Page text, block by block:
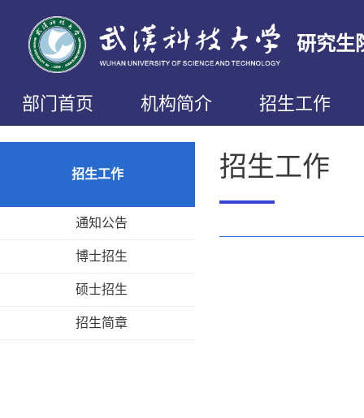
研究生
部门首页 机构简介 招生工作
招生工作
通知公告
博士招生
硕士招生
招生简章
招生工作